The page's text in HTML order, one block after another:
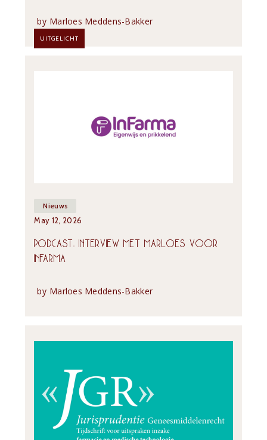
by Marloes Meddens-Bakker
UITGELICHT
Nieuws
May 12, 2026
PODCAST: INTERVIEW MET MARLOES VOOR
INFARMA
by Marloes Meddens-Bakker